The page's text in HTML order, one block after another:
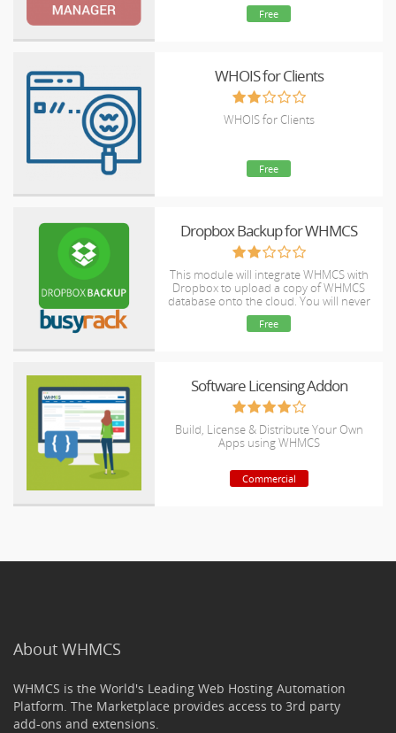
Free
WHOIS for Clients
WHOIS for Clients
Free
Dropbox Backup for WHMCS
This module will integrate WHMCS with
Dropbox to upload a copy of WHMCS
database onto the cloud. You will never
have to worry about losing data any
more.
Free
Software Licensing Addon
Build, License & Distribute Your Own
Apps using WHMCS
Commercial
About WHMCS
WHMCS is the World's Leading Web Hosting Automation
Platform. The Marketplace provides access to 3rd party
add-ons and extensions.